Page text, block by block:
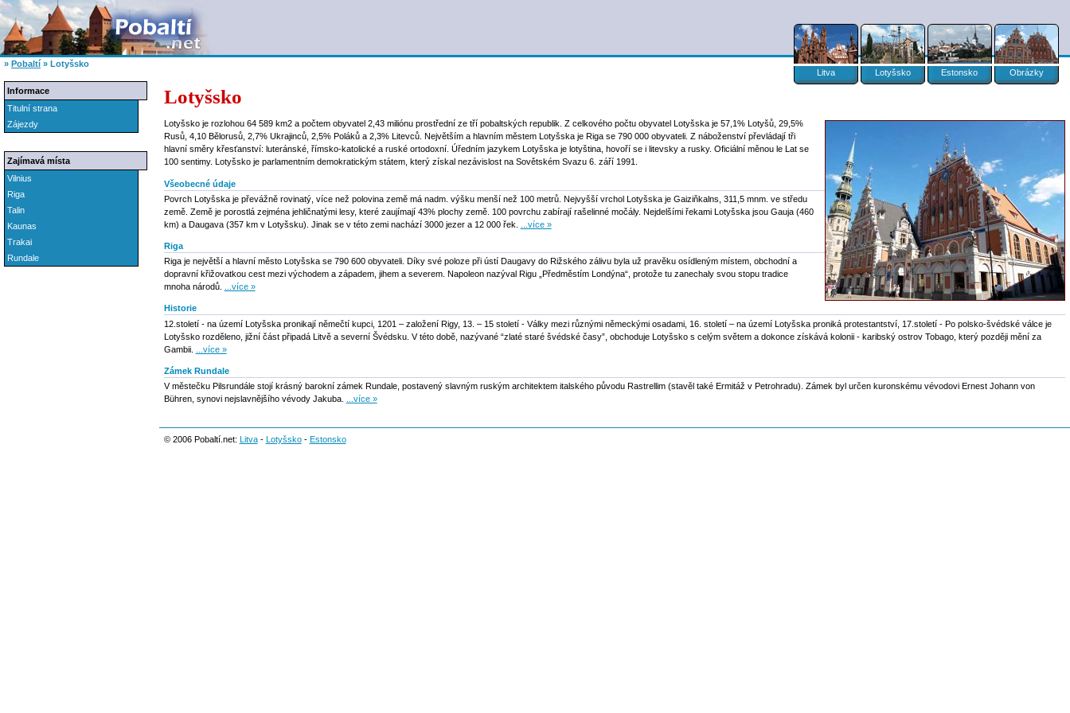
Litva Lotyšsko Estonsko Obrázky
» Pobaltí » Lotyšsko
Lotyšsko
Lotyšsko je rozlohou 64 589 km2 a počtem obyvatel 2,43 miliónu prostřední ze tří pobaltských republik. Z celkového počtu obyvatel Lotyšska je 57,1% Lotyšů, 29,5%
Rusů, 4,10 Bělorusů, 2,7% Ukrajinců, 2,5% Poláků a 2,3% Litevců. Největším a hlavním městem Lotyšska je Riga se 790 000 obyvateli. Z náboženství převládají tři
hlavní směry křesťanství: luteránské, římsko-katolické a ruské ortodoxní. Úředním jazykem Lotyšska je lotyština, hovoří se i litevsky a rusky. Oficiální měnou le Lat se
100 sentimy. Lotyšsko je parlamentním demokratickým státem, který získal nezávislost na Sovětském Svazu 6. září 1991.
Všeobecné údaje
Povrch Lotyšska je převážně rovinatý, více než polovina země má nadm. výšku menší než 100 metrů. Nejvyšší vrchol Lotyšska je Gaiziňkalns, 311,5 mnm. ve středu
země. Země je porostlá zejména jehličnatými lesy, které zaujímají 43% plochy země. 100 povrchu zabírají rašelinné močály. Nejdelšími řekami Lotyšska jsou Gauja (460
km) a Daugava (357 km v Lotyšsku). Jinak se v této zemi nachází 3000 jezer a 12 000 řek.
...více »
Riga
Riga je největší a hlavní město Lotyšska se 790 600 obyvateli. Díky své poloze při ústí Daugavy do Rižského zálivu byla už pravěku osídleným místem, obchodní a
dopravní křižovatkou cest mezi východem a západem, jihem a severem. Napoleon nazýval Rigu „Předměstím Londýna“, protože tu zanechaly svou stopu tradice
mnoha národů.
...více »
Historie
12.století - na území Lotyšska pronikají němečtí kupci, 1201 – založení Rigy, 13. – 15 století - Války mezi různými německými osadami, 16. století – na území Lotyšska proniká protestantství, 17.století - Po polsko-švédské válce je
Lotyšsko rozděleno, jižní část připadá Litvě a severní Švédsku. V této době, nazývané “zlaté staré švédské časy”, obchoduje Lotyšsko s celým světem a dokonce získává kolonii - karibský ostrov Tobago, který později mění za
Gambii.
...více »
Zámek Rundale
V městečku Pilsrundále stojí krásný barokní zámek Rundale, postavený slavným ruským architektem italského původu Rastrellim (stavěl také Ermitáž v Petrohradu). Zámek byl určen kuronskému vévodovi Ernest Johann von
Bühren, synovi nejslavnějšího vévody Jakuba.
...více »
Informace
Titulní strana
Zájezdy
Zajímavá místa
Vilnius
Riga
Talin
Kaunas
Trakai
Rundale
© 2006 Pobaltí.net: Litva- Lotyšsko- Estonsko